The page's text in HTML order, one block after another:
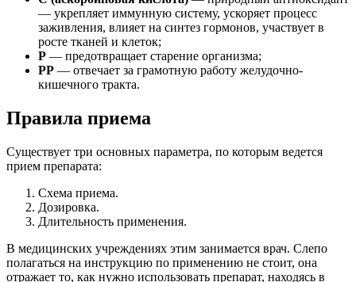
— укрепляет иммунную систему, ускоряет процесс
заживления, влияет на синтез гормонов, участвует в
росте тканей и клеток;
Р — предотвращает старение организма;
РР — отвечает за грамотную работу желудочно-
кишечного тракта.
Правила приема
Существует три основных параметра, по которым ведется
прием препарата:
Схема приема.
Дозировка.
Длительность применения.
В медицинских учреждениях этим занимается врач. Слепо
полагаться на инструкцию по применению не стоит, она
отражает то, как нужно использовать препарат, находясь в